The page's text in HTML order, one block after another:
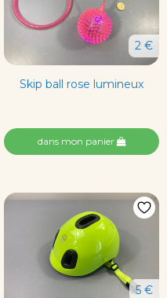
2 €
Skip ball rose lumineux
dans mon panier
5 €